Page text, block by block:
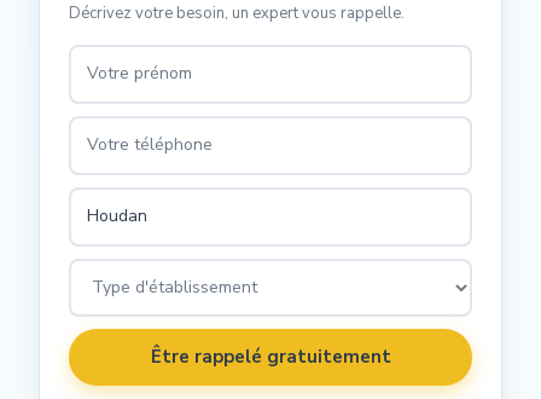
Décrivez votre besoin, un expert vous rappelle.
Être rappelé gratuitement